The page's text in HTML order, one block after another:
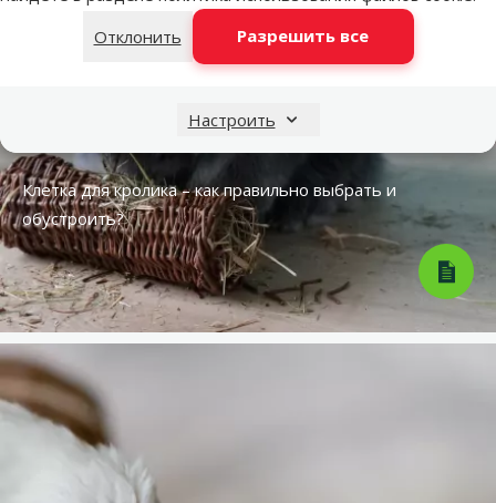
Отклонить
Разрешить все
Настроить
Клетка для кролика – как правильно выбрать и
обустроить?